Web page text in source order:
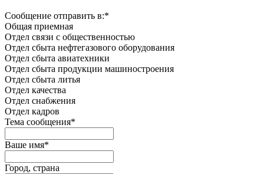
Сообщение отправить в:*
Общая приемная
Отдел связи с общественностью
Oтдел сбыта нефтегазового оборудования
Отдел сбыта авиатехники
Отдел сбыта продукции машиностроения
Отдел сбыта литья
Отдел качества
Oтдел снабжения
Отдел кадров
Тема сообщения*
Ваше имя*
Город, страна